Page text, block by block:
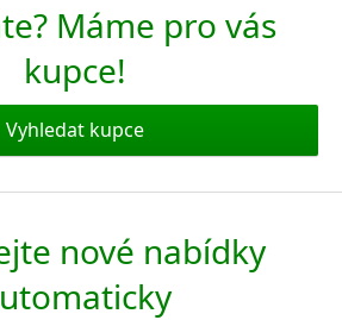
Máme pro vás
kupce!
Vyhledat kupce
nové nabídky